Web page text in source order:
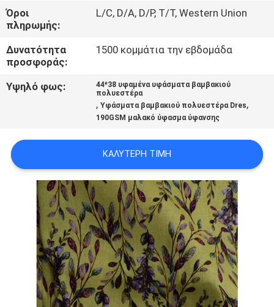
ΕΙΔΉΣΕΙΣ
ΖΗΤΉΣΤΕ
ΈΝΑ
ΑΠΌΣΠΑΣΜΑ
SITEMAP
PRIVACY
POLICY
Όροι
πληρωμής:
L/C, D/A, D/P, T/T, Western Union
Δυνατότητα
προσφοράς:
1500 κομμάτια την εβδομάδα
Υψηλό φως:
44*38 υφαμένα υφάσματα βαμβακιού
πολυεστέρα
,Υφάσματα βαμβακιού πολυεστέρα Dres,
190GSM μαλακό ύφασμα ύφανσης
ΚΑΛΎΤΕΡΗ ΤΙΜΉ